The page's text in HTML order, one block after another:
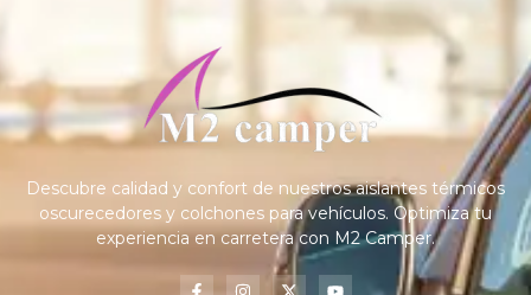
Descubre calidad y confort de nuestros aislantes térmicos
oscurecedores y colchones para vehículos. Optimiza tu
experiencia en carretera con M2 Camper.